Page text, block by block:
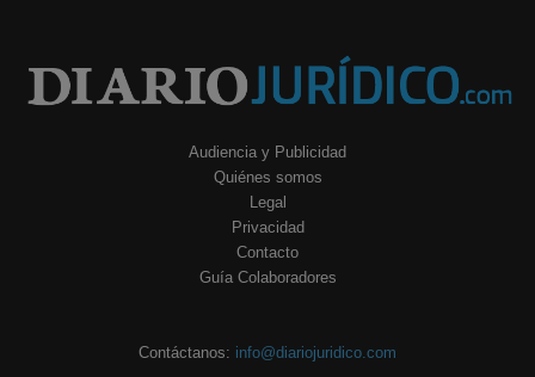
Audiencia y Publicidad
Quiénes somos
Legal
Privacidad
Contacto
Guía Colaboradores
Contáctanos: info@diariojuridico.com